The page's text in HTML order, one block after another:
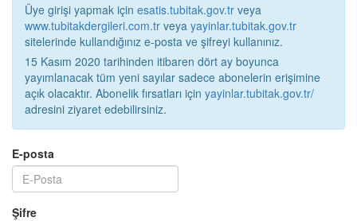
Üye girişi yapmak için esatis.tubitak.gov.tr veya
www.tubitakdergileri.com.tr veya yayinlar.tubitak.gov.tr
sitelerinde kullandığınız e-posta ve şifreyi kullanınız.
15 Kasım 2020 tarihinden itibaren dört ay boyunca
yayımlanacak tüm yeni sayılar sadece abonelerin erişimine
açık olacaktır. Abonelik fırsatları için yayinlar.tubitak.gov.tr/
adresini ziyaret edebilirsiniz.
E-posta
Şifre